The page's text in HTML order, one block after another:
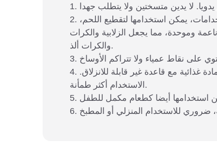
2. خيارات متعددة متاحة، مع لفات سميكة ورفيعة قابلة للتعديل، مناسبة لمختلف الأطعمة. متعددة الاستخدامات، يمكن استخدامها لتقطيع اللحم،
وموحدة، مما يجعل الزلابية والكرات
والكرات ألذ.
4. قوة قوية، اللحم المفروم ليس عالقا أو صعب المعالجة، والكفاءة عالية. آمن ومتين، مصنوع من مادة غذائية مع قاعدة غير قابلة للانزلاق.
الاستخدام أكثر طمأنة.
ضروري للاستخدام المنزلي أو المطبخ